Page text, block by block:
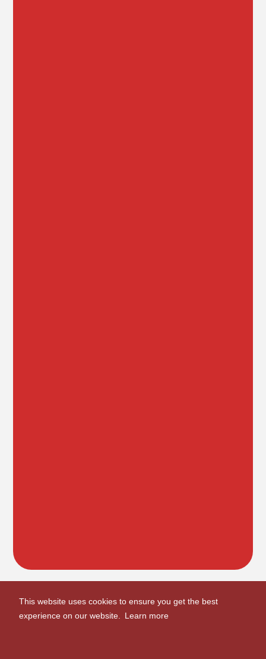
This website uses cookies to ensure you get the best
experience on our website. Learn more